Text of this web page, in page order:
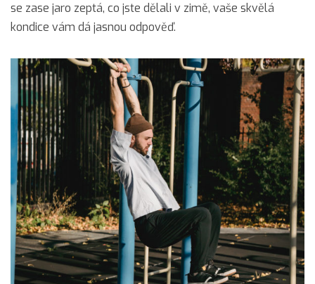
se zase jaro zeptá, co jste dělali v zimě, vaše skvělá
kondice vám dá jasnou odpověď.